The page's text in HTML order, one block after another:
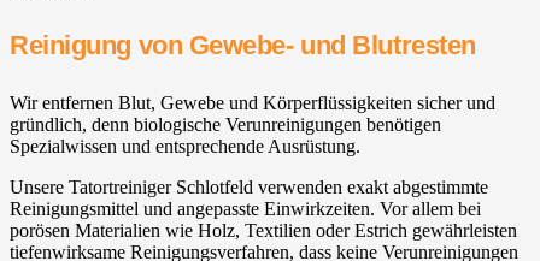
Reinigung von Gewebe- und Blutresten
Wir entfernen Blut, Gewebe und Körperflüssigkeiten sicher und
gründlich, denn biologische Verunreinigungen benötigen
Spezialwissen und entsprechende Ausrüstung.
Unsere Tatortreiniger Schlotfeld verwenden exakt abgestimmte
Reinigungsmittel und angepasste Einwirkzeiten. Vor allem bei
porösen Materialien wie Holz, Textilien oder Estrich gewährleisten
tiefenwirksame Reinigungsverfahren, dass keine Verunreinigungen